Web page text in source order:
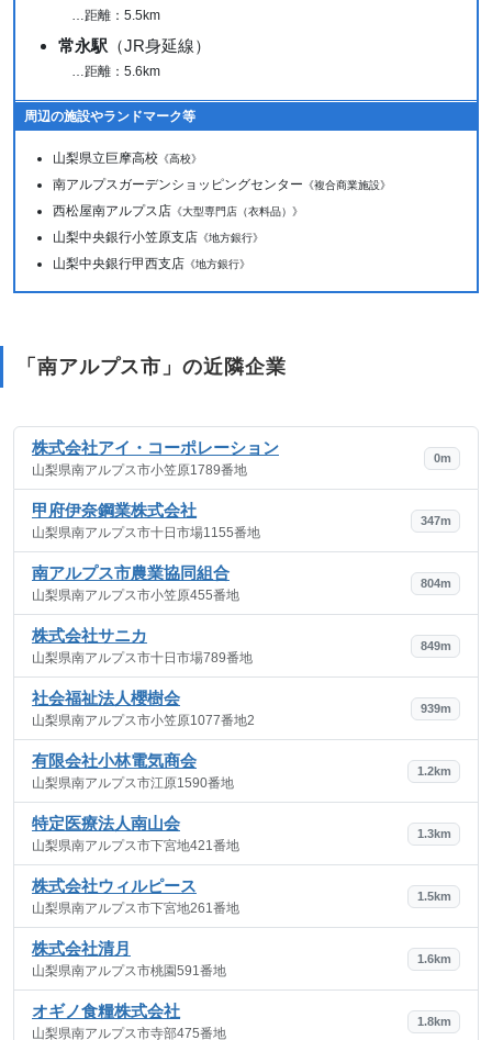
…距離：5.5km
常永駅 （JR身延線）
…距離：5.6km
周辺の施設やランドマーク等
山梨県立巨摩高校 《高校》
南アルプスガーデンショッピングセンター 《複合商業施設》
西松屋南アルプス店 《大型専門店（衣料品）》
山梨中央銀行小笠原支店 《地方銀行》
山梨中央銀行甲西支店 《地方銀行》
「南アルプス市」の近隣企業
株式会社アイ・コーポレーション
山梨県南アルプス市小笠原1789番地
0m
甲府伊奈鋼業株式会社
山梨県南アルプス市十日市場1155番地
347m
南アルプス市農業協同組合
山梨県南アルプス市小笠原455番地
804m
株式会社サニカ
山梨県南アルプス市十日市場789番地
849m
社会福祉法人櫻樹会
山梨県南アルプス市小笠原1077番地2
939m
有限会社小林電気商会
山梨県南アルプス市江原1590番地
1.2km
特定医療法人南山会
山梨県南アルプス市下宮地421番地
1.3km
株式会社ウィルピース
山梨県南アルプス市下宮地261番地
1.5km
株式会社清月
山梨県南アルプス市桃園591番地
1.6km
オギノ食糧株式会社
山梨県南アルプス市寺部475番地
1.8km